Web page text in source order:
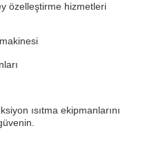
özelleştirme hizmetleri
ısıtma ekipmanlarını